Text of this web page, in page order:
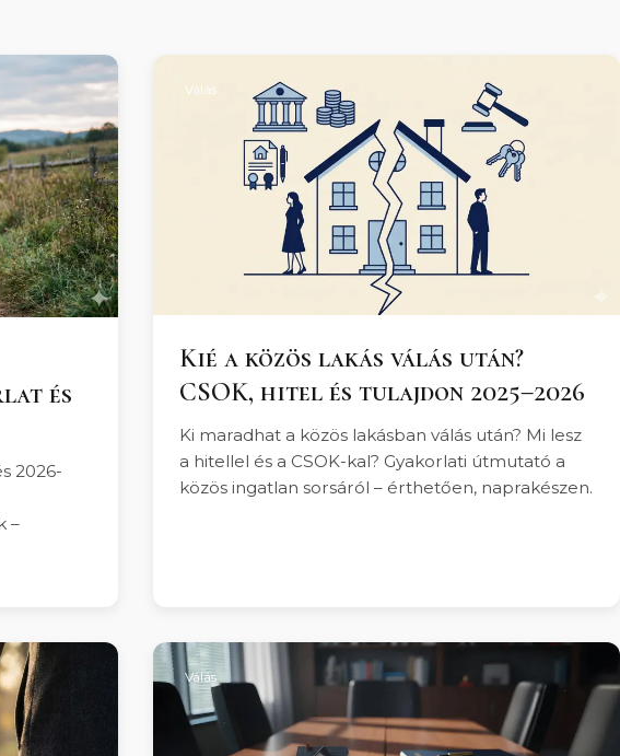
és
2026-
–
Válás
Kié a közös lakás válás után?
CSOK, hitel és tulajdon 2025–2026
Ki maradhat a közös lakásban válás után? Mi lesz
a hitellel és a CSOK-kal? Gyakorlati útmutató a
közös ingatlan sorsáról – érthetően, naprakészen.
Válás